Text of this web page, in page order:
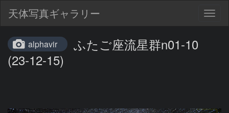
天体写真ギャラリー
alphavir
ふたご座流星群n01-10
(23-12-15)